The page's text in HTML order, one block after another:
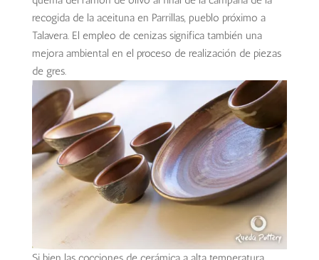
recogida de la aceituna en Parrillas, pueblo próximo a
Talavera. El empleo de cenizas significa también una
mejora ambiental en el proceso de realización de piezas
de gres.